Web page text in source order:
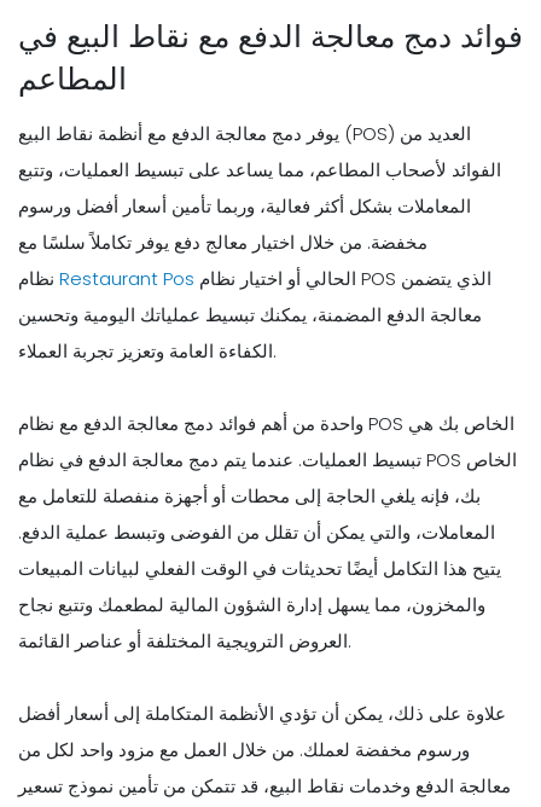
فوائد دمج معالجة الدفع مع نقاط البيع في
المطاعم
يوفر دمج معالجة الدفع مع أنظمة نقاط البيع (POS) العديد من
الفوائد لأصحاب المطاعم، مما يساعد على تبسيط العمليات، وتتبع
المعاملات بشكل أكثر فعالية، وربما تأمين أسعار أفضل ورسوم
مخفضة. من خلال اختيار معالج دفع يوفر تكاملاً سلسًا مع
Restaurant Pos
معالجة الدفع المضمنة، يمكنك تبسيط عملياتك اليومية وتحسين
الكفاءة العامة وتعزيز تجربة العملاء.
واحدة من أهم فوائد دمج معالجة الدفع مع نظام POS الخاص بك هي
تبسيط العمليات. عندما يتم دمج معالجة الدفع في نظام POS الخاص
بك، فإنه يلغي الحاجة إلى محطات أو أجهزة منفصلة للتعامل مع
المعاملات، والتي يمكن أن تقلل من الفوضى وتبسط عملية الدفع.
يتيح هذا التكامل أيضًا تحديثات في الوقت الفعلي لبيانات المبيعات
والمخزون، مما يسهل إدارة الشؤون المالية لمطعمك وتتبع نجاح
العروض الترويجية المختلفة أو عناصر القائمة.
علاوة على ذلك، يمكن أن تؤدي الأنظمة المتكاملة إلى أسعار أفضل
ورسوم مخفضة لعملك. من خلال العمل مع مزود واحد لكل من
معالجة الدفع وخدمات نقاط البيع، قد تتمكن من تأمين نموذج تسعير